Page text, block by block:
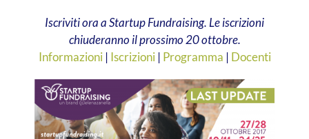
Iscriviti ora a Startup Fundraising. Le iscrizioni
chiuderanno il prossimo 20 ottobre.
Informazioni| Iscrizioni| Programma | Docenti